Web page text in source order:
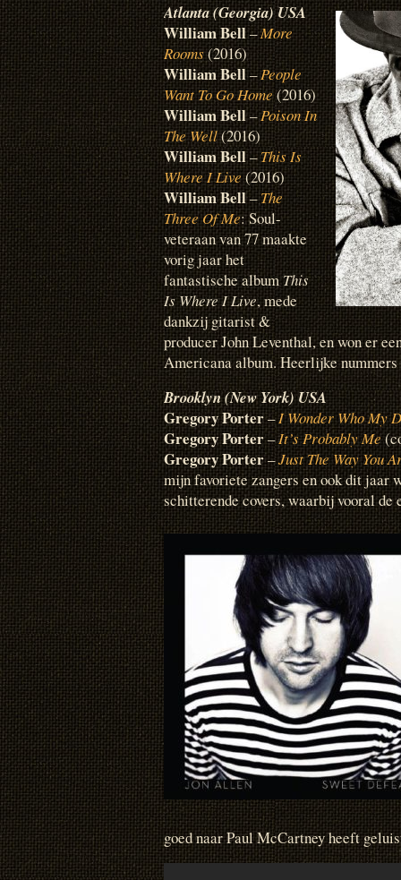
Atlanta (Georgia) USA
William Bell–More
Rooms(2016)
William Bell–People
Want To Go Home(2016)
William Bell–Poison In
The Well(2016)
William Bell–This Is
Where I Live(2016)
William Bell–The
Three Of Me: Soul-
veteraan van 77 maakte
vorig jaar het
fantastische albumThis
Is Where I Live, mede
dankzij gitarist &
producer John Leventhal, en won er
Americana album. Heerlijke nummers
Brooklyn (New York) USA
Gregory Porter–I Wonder Who My
Gregory Porter–It’s Probably Me
Gregory Porter–Just The Way You
mijn favoriete zangers en ook dit jaar
schitterende covers, waarbij vooral de
goed naar Paul McCartney heeft